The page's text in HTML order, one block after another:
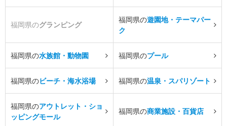
福岡県のグランピング
福岡県の遊園地・テーマパー
ク
福岡県の水族館・動物園 福岡県のプール
福岡県のビーチ・海水浴場 福岡県の温泉・スパリゾート
福岡県のアウトレット・ショ
ッピングモール
福岡県の商業施設・百貨店